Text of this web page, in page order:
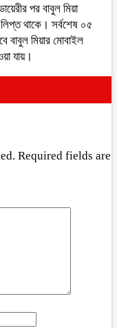
পর বাবুল মিয়া
লিপ্ত থাকে। সর্বশেষ ০৫
বাবুল মিয়ার মোবাইল
যায়।
Required fields are